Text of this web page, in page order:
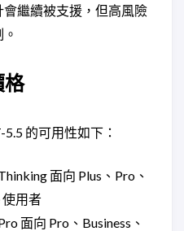
繼續被支援，但高風險
格
的可用性如下：
面向 Plus、Pro、
使用者
面向 Pro、Business、